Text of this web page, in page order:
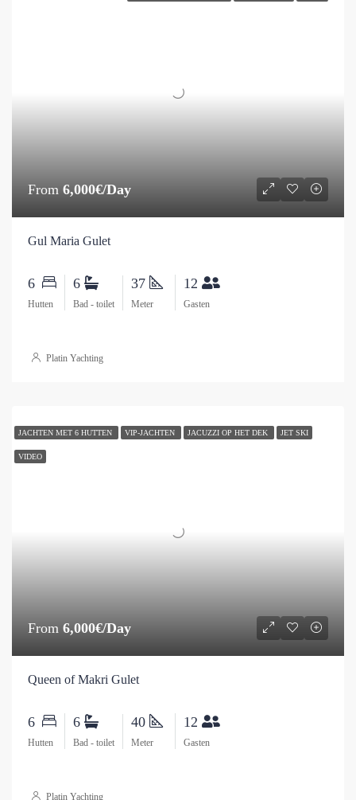
From 6,000€/Day
Gul Maria Gulet
6
Hutten
6
Bad - toilet
37
Meter
12
Gasten
Platin Yachting
JACHTEN MET 6 HUTTEN VIP-JACHTEN JACUZZI OP HET DEK JET SKI
VIDEO
From 6,000€/Day
Queen of Makri Gulet
6
Hutten
6
Bad - toilet
40
Meter
12
Gasten
Platin Yachting